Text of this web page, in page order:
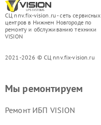
СЦ nnv.fix-vision.ru - сеть сервисных
центров в Нижнем Новгороде по
ремонту и обслуживанию техники
VISION
2021-2026 © СЦ nnv.fix-vision.ru
Мы ремонтируем
Ремонт ИБП VISION